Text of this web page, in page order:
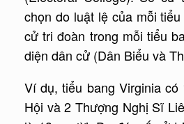
chọn do luật lệ của mỗi
cử tri đoàn trong mỗi tiểu
diện dân cử (Dân Biểu và
Ví dụ, tiểu bang Virginia
Hội và 2 Thượng Nghị Sĩ